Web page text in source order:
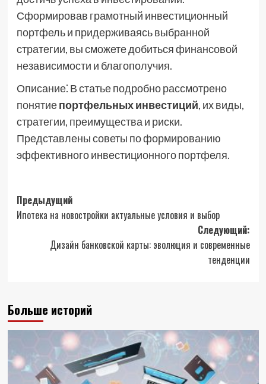
Сформировав грамотный инвестиционный
портфель и придерживаясь выбранной
стратегии, вы сможете добиться финансовой
независимости и благополучия.
Описание⁚ В статье подробно рассмотрено
понятиепортфельных инвестиций, их виды,
стратегии, преимущества и риски.
Представлены советы по формированию
эффективного инвестиционного портфеля.
Навигация
записи
Предыдущий
Ипотека на новостройки актуальные условия и выбор
Следующий:
Дизайн банковской карты: эволюция и современные
тенденции
Больше историй